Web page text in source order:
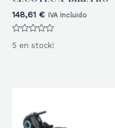
148,61 € IVA Incluido
con
5 en stock!